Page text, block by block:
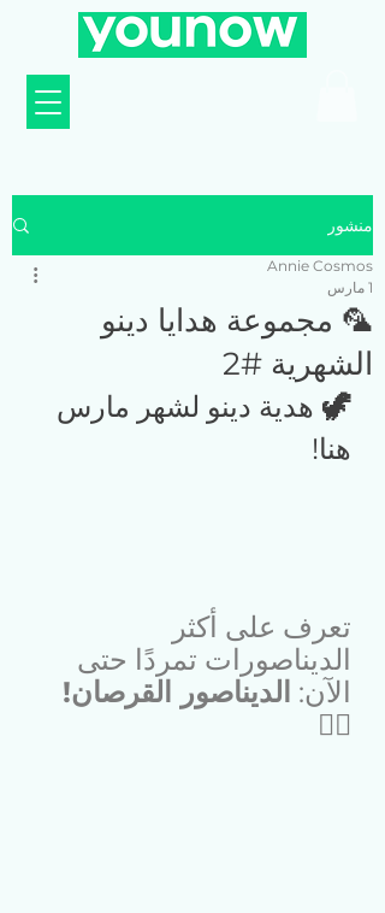
منشور
🦜 مجموعة هدايا دينو
الشهرية #2
Annie Cosmos
1 مارس
🦖 هدية دينو لشهر مارس
هنا!
تعرف على أكثر
الديناصورات تمردًا حتى
الآن: الديناصور القرصان!
🏴‍☠️